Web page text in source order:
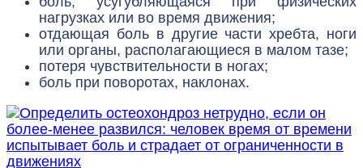
нагрузках или во время движения;
отдающая боль в другие части хребта, ноги
или органы, располагающиеся в малом тазе;
потеря чувствительности в ногах;
боль при поворотах, наклонах.